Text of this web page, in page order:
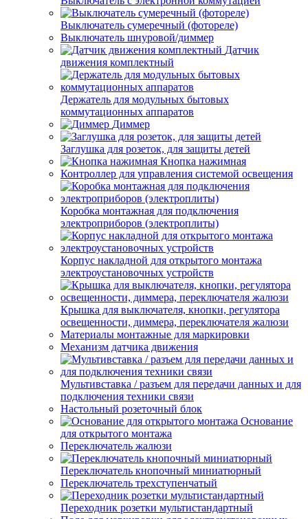
Выключатель сумеречный (фотореле)
Выключатель шнуровой/диммер
Датчик
движения комплектный
Держатель для модульных бытовых
коммутационных аппаратов
Диммер
Заглушка для розеток, для защиты детей
Кнопка нажимная
Контроллер для управления системой освещения
Коробка монтажная для подключения
электроприборов (электроплиты)
Корпус накладной для открытого монтажа
электроустановочных устройств
Крышка для выключателя, кнопки, регулятора
освещенности, диммера, переключателя жалюзи
Материалы монтажные для маркировки
Механизм датчика движения
Мультивставка / разъем для передачи данных и для
подключения техники связи
Настольный розеточный блок
Основание
для открытого монтажа
Переключатель жалюзи
Переключатель кнопочный миниатюрный
Переключатель трехступенчатый
Переходник розетки мультистандартный